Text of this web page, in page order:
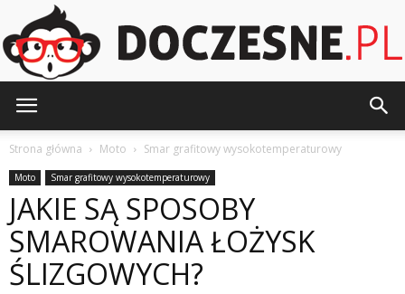
Strona główna Moto Smar grafitowy wysokotemperaturowy
Moto Smar grafitowy wysokotemperaturowy
JAKIE SĄ SPOSOBY
SMAROWANIA ŁOŻYSK
ŚLIZGOWYCH?